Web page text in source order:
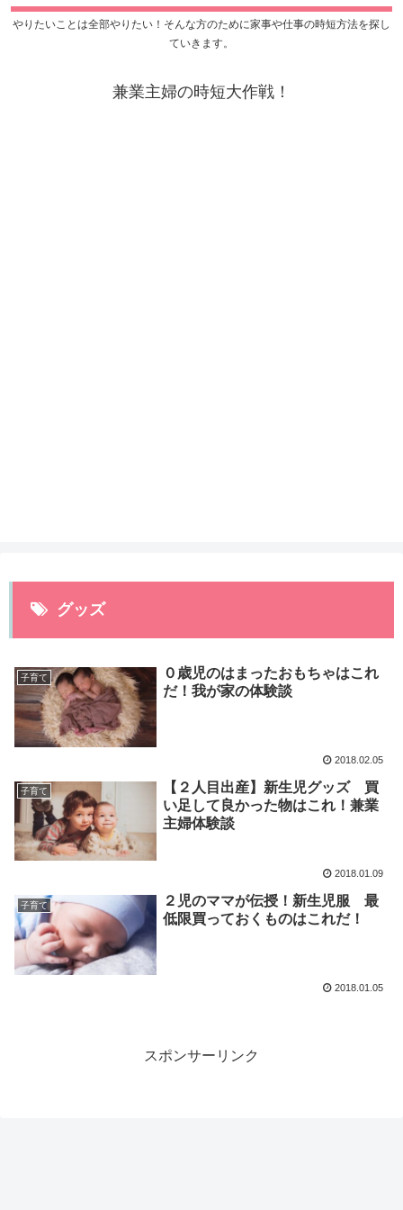
やりたいことは全部やりたい！そんな方のために家事や仕事の時短方法を探し
ていきます。
兼業主婦の時短大作戦！
グッズ
子育て
０歳児のはまったおもちゃはこれ
だ！我が家の体験談
2018.02.05
子育て
【２人目出産】新生児グッズ 買
い足して良かった物はこれ！兼業
主婦体験談
2018.01.09
子育て
２児のママが伝授！新生児服 最
低限買っておくものはこれだ！
2018.01.05
スポンサーリンク